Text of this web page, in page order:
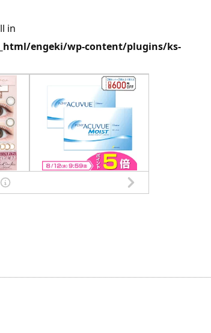
in
engeki/wp-content/plugins/ks-